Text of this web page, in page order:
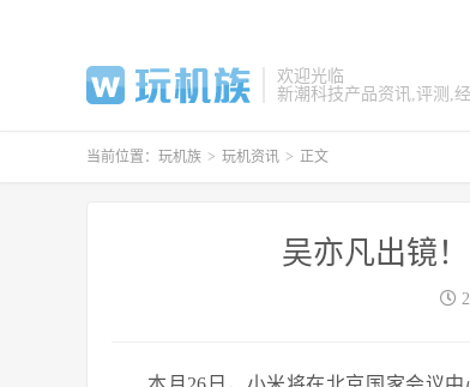
欢迎光临
新潮科技产品资讯,评测,
当前位置： 玩机族 > 玩机资讯 > 正文
吴亦凡出镜